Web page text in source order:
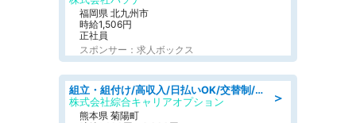
福岡県 北九州市
時給1,506円
正社員
スポンサー：求人ボックス
＞
組立・組付け/高収入/日払いOK/交替制/20・30・40代活躍中/製造 工場
株式会社綜合キャリアオプション
熊本県 菊陽町